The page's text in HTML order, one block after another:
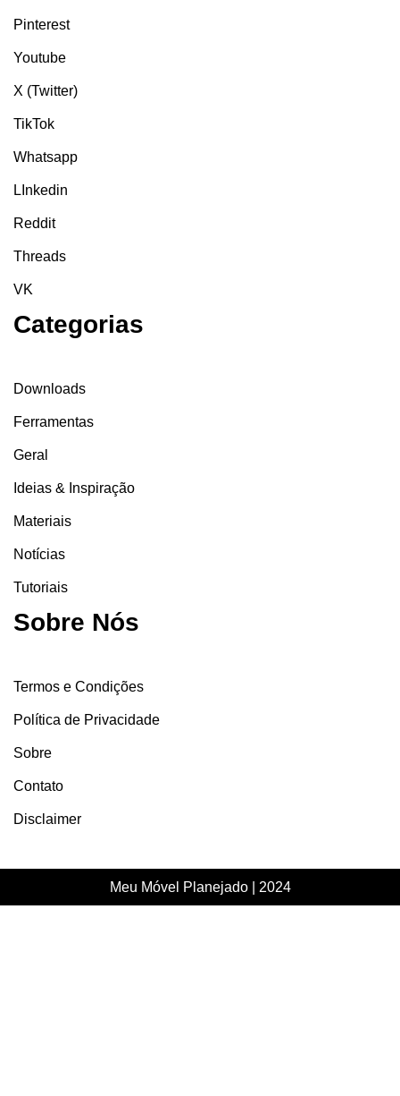
Pinterest
Youtube
X (Twitter)
TikTok
Whatsapp
LInkedin
Reddit
Threads
VK
Categorias
Downloads
Ferramentas
Geral
Ideias & Inspiração
Materiais
Notícias
Tutoriais
Sobre Nós
Termos e Condições
Política de Privacidade
Sobre
Contato
Disclaimer
Meu Móvel Planejado | 2024